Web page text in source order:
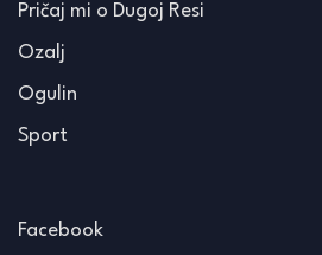
Pričaj mi o Dugoj Resi
Ozalj
Ogulin
Sport
Facebook